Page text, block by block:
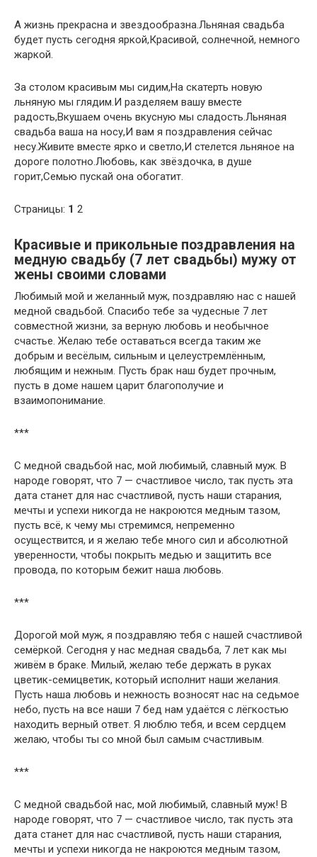
А жизнь прекрасна и звездообразна.Льняная свадьба
будет пусть сегодня яркой,Красивой, солнечной, немного
жаркой.
За столом красивым мы сидим,На скатерть новую
льняную мы глядим.И разделяем вашу вместе
радость,Вкушаем очень вкусную мы сладость.Льняная
свадьба ваша на носу,И вам я поздравления сейчас
несу.Живите вместе ярко и светло,И стелется льняное на
дороге полотно.Любовь, как звёздочка, в душе
горит,Семью пускай она обогатит.
Страницы: 1 2
Красивые и прикольные поздравления на
медную свадьбу (7 лет свадьбы) мужу от
жены своими словами
Любимый мой и желанный муж, поздравляю нас с нашей
медной свадьбой. Спасибо тебе за чудесные 7 лет
совместной жизни, за верную любовь и необычное
счастье. Желаю тебе оставаться всегда таким же
добрым и весёлым, сильным и целеустремлённым,
любящим и нежным. Пусть брак наш будет прочным,
пусть в доме нашем царит благополучие и
взаимопонимание.
***
С медной свадьбой нас, мой любимый, славный муж. В
народе говорят, что 7 — счастливое число, так пусть эта
дата станет для нас счастливой, пусть наши старания,
мечты и успехи никогда не накроются медным тазом,
пусть всё, к чему мы стремимся, непременно
осуществится, и я желаю тебе много сил и абсолютной
уверенности, чтобы покрыть медью и защитить все
провода, по которым бежит наша любовь.
***
Дорогой мой муж, я поздравляю тебя с нашей счастливой
семёркой. Сегодня у нас медная свадьба, 7 лет как мы
живём в браке. Милый, желаю тебе держать в руках
цветик-семицветик, который исполнит наши желания.
Пусть наша любовь и нежность возносят нас на седьмое
небо, пусть на все наши 7 бед нам удаётся с лёгкостью
находить верный ответ. Я люблю тебя, и всем сердцем
желаю, чтобы ты со мной был самым счастливым.
***
С медной свадьбой нас, мой любимый, славный муж! В
народе говорят, что 7 — счастливое число, так пусть эта
дата станет для нас счастливой, пусть наши старания,
мечты и успехи никогда не накроются медным тазом,